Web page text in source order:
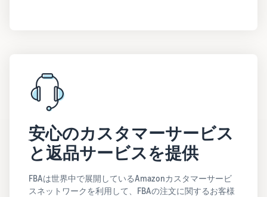
安心のカスタマーサービス
と返品サービスを提供
FBAは世界中で展開しているAmazonカスタマーサービ
スネットワークを利用して、FBAの注文に関するお客様